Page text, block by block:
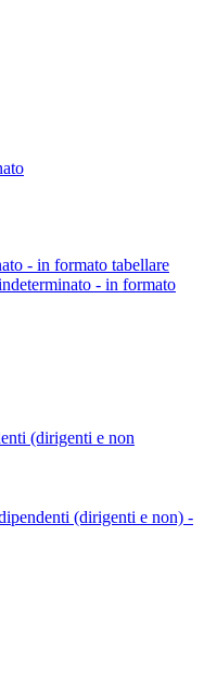
- in formato tabellare
- in formato
(dirigenti e non
(dirigenti e non) -